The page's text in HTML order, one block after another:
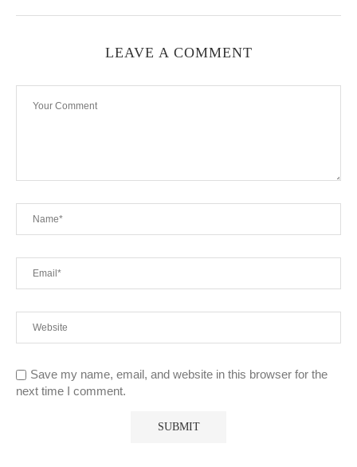
LEAVE A COMMENT
Save my name, email, and website in this browser for the
next time I comment.